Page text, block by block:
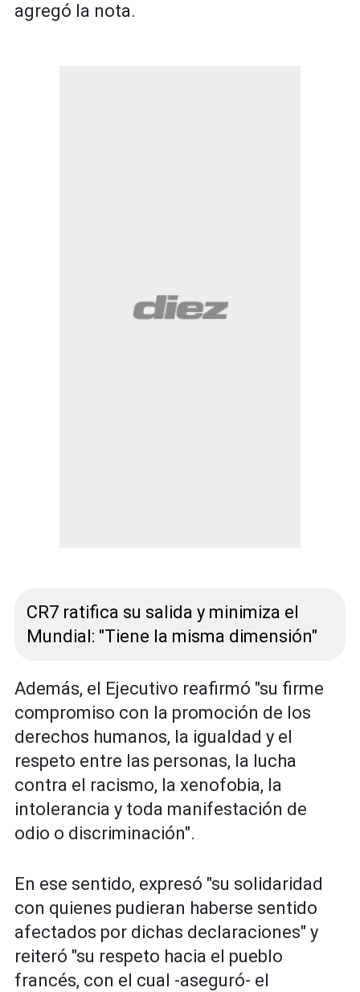
agregó la nota.
CR7 ratifica su salida y minimiza el
Mundial: "Tiene la misma dimensión"
Además, el Ejecutivo reafirmó "su firme
compromiso con la promoción de los
derechos humanos, la igualdad y el
respeto entre las personas, la lucha
contra el racismo, la xenofobia, la
intolerancia y toda manifestación de
odio o discriminación".
En ese sentido, expresó "su solidaridad
con quienes pudieran haberse sentido
afectados por dichas declaraciones" y
reiteró "su respeto hacia el pueblo
francés, con el cual -aseguró- el